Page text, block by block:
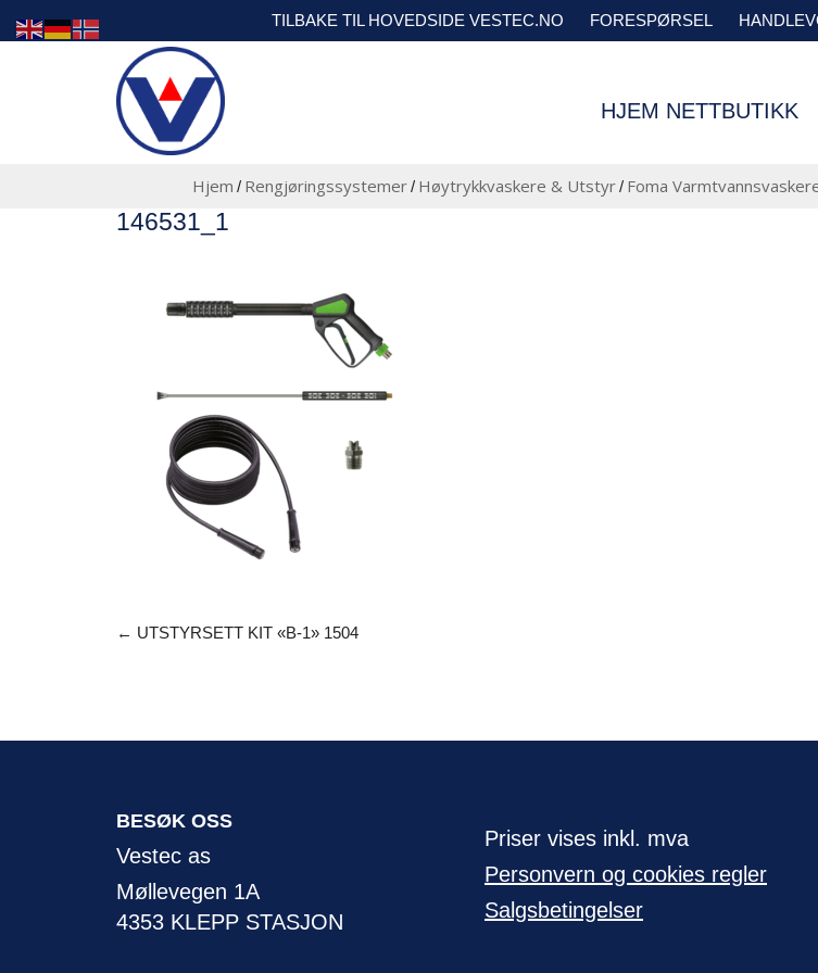
TILBAKE TIL HOVEDSIDE VESTEC.NO FORESPØRSEL
HJEM NETTBUTIKK
Hjem / Rengjøringssystemer/ Høytrykkvaskere & Utstyr/ Foma
146531_1
← UTSTYRSETT KIT «B-1» 1504
BESØK OSS
Vestec as
Møllevegen 1A
4353 KLEPP STASJON
Priser vises inkl. mva
Personvern og cookies regler
Salgsbetingelser